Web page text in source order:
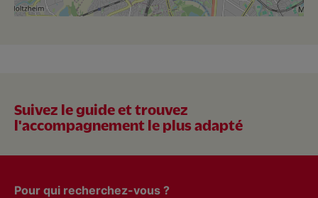
Suivez le guide et trouvez
l'accompagnement le plus adapté
Pour qui recherchez-vous ?